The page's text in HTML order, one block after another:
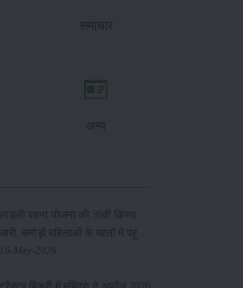
समाचार
अन्य
लाड़ली बहना योजना की 36वीं किस्त
जारी, करोड़ों महिलाओं के खातों में पहुंचे
1500 रुपये
16-May-2026